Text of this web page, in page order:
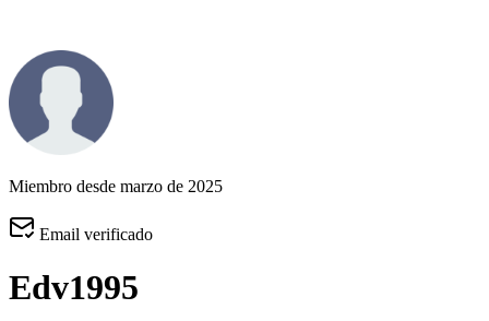
Miembro desde marzo de 2025
Email verificado
Edv1995